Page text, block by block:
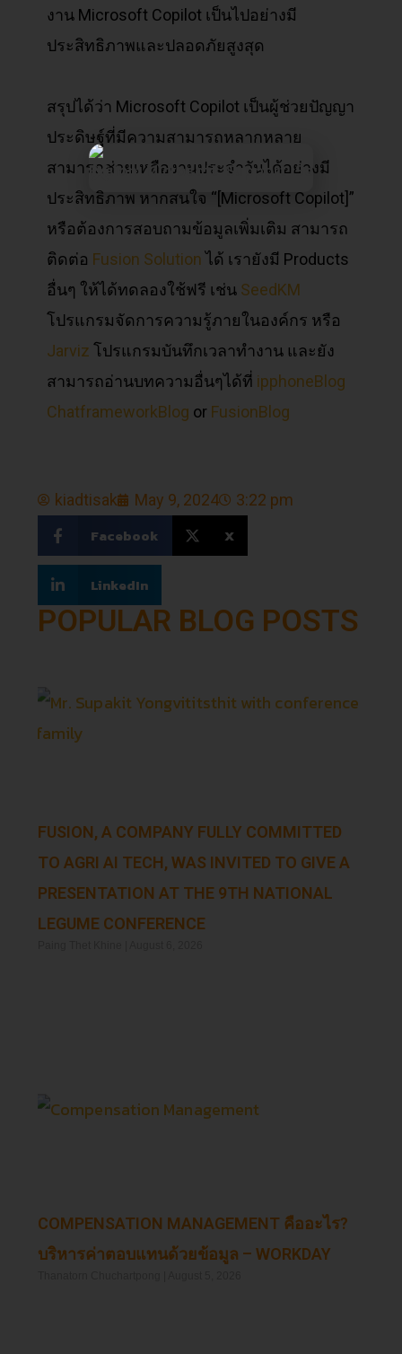
งาน Microsoft Copilot เป็นไปอย่างมี
ประสิทธิภาพและปลอดภัยสูงสุด
สรุปได้ว่า Microsoft Copilot เป็นผู้ช่วยปัญญา
ประดิษฐ์ที่มีความสามารถหลากหลาย
สามารถช่วยเหลืองานประจำวันได้อย่างมี
ประสิทธิภาพ หากสนใจ “[Microsoft Copilot]”
หรือต้องการสอบถามข้อมูลเพิ่มเติม สามารถ
ติดต่อ Fusion Solution ได้ เรายังมี Products
อื่นๆ ให้ได้ทดลองใช้ฟรี เช่น SeedKM
โปรแกรมจัดการความรู้ภายในองค์กร หรือ
Jarviz โปรแกรมบันทึกเวลาทำงาน และยัง
สามารถอ่านบทความอื่นๆได้ที่ ipphoneBlog
ChatframeworkBlog or FusionBlog
kiadtisak May 9, 2024 3:22 pm
Facebook X
LinkedIn
POPULAR BLOG POSTS
FUSION, A COMPANY FULLY COMMITTED
TO AGRI AI TECH, WAS INVITED TO GIVE A
PRESENTATION AT THE 9TH NATIONAL
LEGUME CONFERENCE
COMPENSATION MANAGEMENT คืออะไร?
บริหารค่าตอบแทนด้วยข้อมูล – WORKDAY